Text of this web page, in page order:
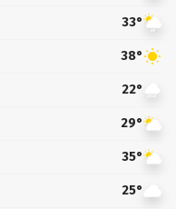
33°
38°
22°
29°
35°
25°